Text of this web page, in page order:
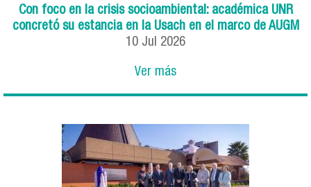
Con foco en la crisis socioambiental: académica UNR
concretó su estancia en la Usach en el marco de AUGM
10 Jul 2026
Ver más